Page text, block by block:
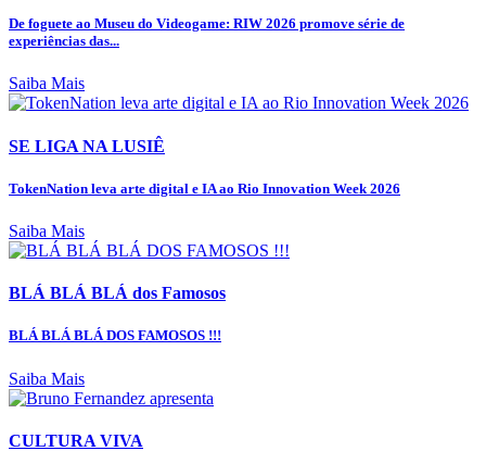
De foguete ao Museu do Videogame: RIW 2026 promove série de
experiências das...
Saiba Mais
SE LIGA NA LUSIÊ
TokenNation leva arte digital e IA ao Rio Innovation Week 2026
Saiba Mais
BLÁ BLÁ BLÁ dos Famosos
BLÁ BLÁ BLÁ DOS FAMOSOS !!!
Saiba Mais
CULTURA VIVA